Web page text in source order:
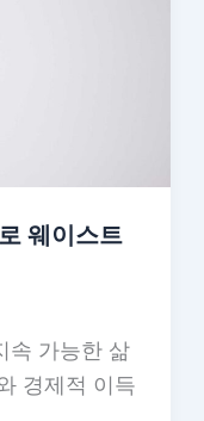
웨이스트
속 가능한 삶
경제적 이득